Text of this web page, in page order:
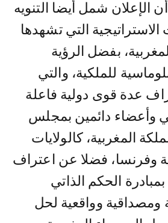
الإعلان شمل أيضا التنويه
الاستراتيجية التي تشهدها
بفضل الرؤية
للملكية، والتي
عدة قوى دولية فاعلة
وأعضاء دائمين بمجلس
المغربية، كالولايات
وفرنسا، فضلا عن اعتراف
الحكم الذاتي
وواقعية لحل